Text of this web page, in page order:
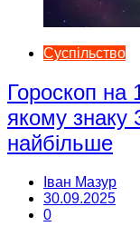
Суспільство
Гороскоп на
якому знаку
найбільше
Іван Мазур
30.09.2025
0